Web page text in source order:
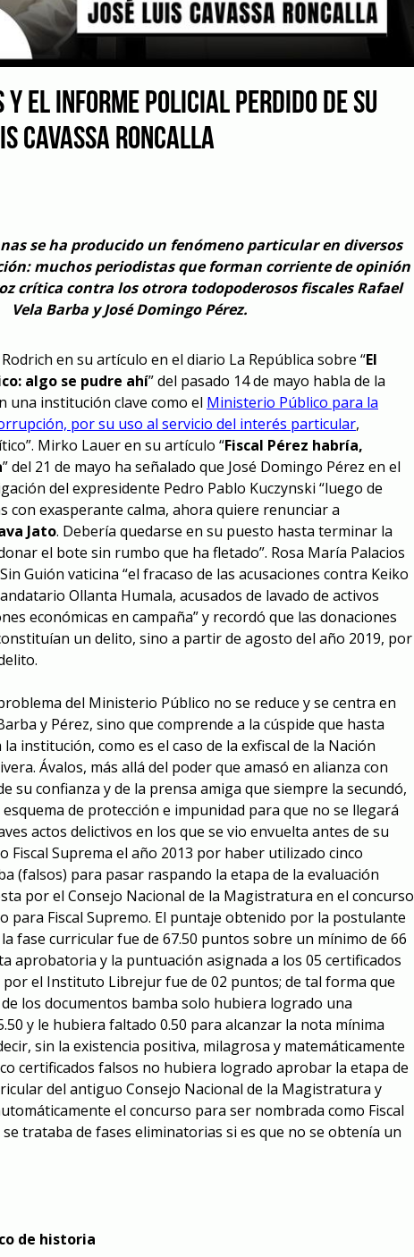
EL INFORME POLICIAL PERDIDO DE SU
CAVASSA RONCALLA
se ha producido un fenómeno particular en diversos
muchos periodistas que forman corriente de opinión
crítica contra los otrora todopoderosos fiscales Rafael
Vela Barba y José Domingo Pérez.
en su artículo en el diario La República sobre “El
algo se pudre ahí” del pasado 14 de mayo habla de la
una institución clave como el Ministerio Público para la
por su uso al servicio del interés particular,
Mirko Lauer en su artículo “Fiscal Pérez habría,
” del 21 de mayo ha señalado que José Domingo Pérez en el
del expresidente Pedro Pablo Kuczynski “luego de
con exasperante calma, ahora quiere renunciar a
Jato. Debería quedarse en su puesto hasta terminar la
el bote sin rumbo que ha fletado”. Rosa María Palacios
Guión vaticina “el fracaso de las acusaciones contra Keiko
Ollanta Humala, acusados de lavado de activos
económicas en campaña” y recordó que las donaciones
un delito, sino a partir de agosto del año 2019, por
del Ministerio Público no se reduce y se centra en
y Pérez, sino que comprende a la cúspide que hasta
institución, como es el caso de la exfiscal de la Nación
Ávalos, más allá del poder que amasó en alianza con
su confianza y de la prensa amiga que siempre la secundó,
de protección e impunidad para que no se llegará
actos delictivos en los que se vio envuelta antes de su
Fiscal Suprema el año 2013 por haber utilizado cinco
(falsos) para pasar raspando la etapa de la evaluación
por el Consejo Nacional de la Magistratura en el concurso
para Fiscal Supremo. El puntaje obtenido por la postulante
fase curricular fue de 67.50 puntos sobre un mínimo de 66
aprobatoria y la puntuación asignada a los 05 certificados
por el Instituto Librejur fue de 02 puntos; de tal forma que
los documentos bamba solo hubiera logrado una
y le hubiera faltado 0.50 para alcanzar la nota mínima
sin la existencia positiva, milagrosa y matemáticamente
certificados falsos no hubiera logrado aprobar la etapa de
del antiguo Consejo Nacional de la Magistratura y
el concurso para ser nombrada como Fiscal
se trataba de fases eliminatorias si es que no se obtenía un
de historia